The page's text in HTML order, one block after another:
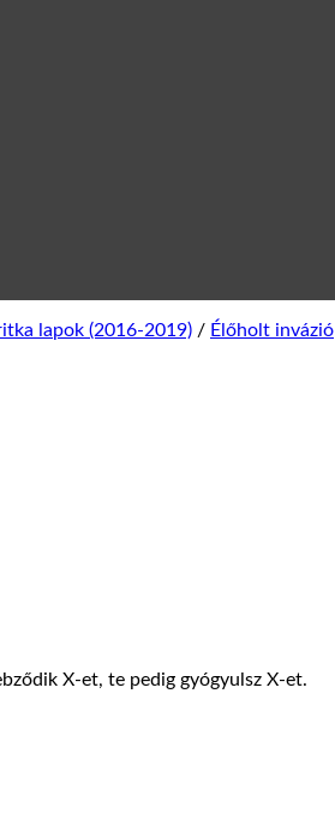
lapok (2016-2019) / Élőholt invázió
X-et, te pedig gyógyulsz X-et.